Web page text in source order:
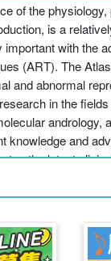
of the
is a
with the
(ART). The
and abnormal
in the
andrology,
knowledge and
the latest
to clinicians who
effective